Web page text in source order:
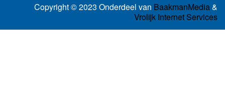
Copyright © 2023 Onderdeel van BaakmanMedia&
Vrolijk Internet Services